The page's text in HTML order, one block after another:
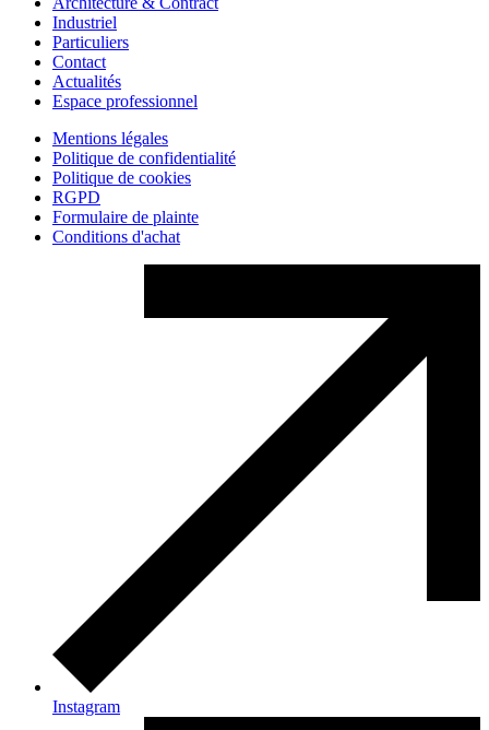
Industriel
Particuliers
Contact
Actualités
Espace professionnel
Mentions légales
Politique de confidentialité
Politique de cookies
RGPD
Formulaire de plainte
Conditions d'achat
Instagram